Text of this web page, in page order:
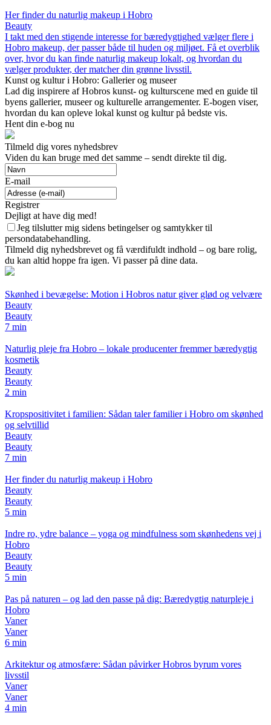
Her finder du naturlig makeup i Hobro
Beauty
I takt med den stigende interesse for bæredygtighed vælger flere i
Hobro makeup, der passer både til huden og miljøet. Få et overblik
over, hvor du kan finde naturlig makeup lokalt, og hvordan du
vælger produkter, der matcher din grønne livsstil.
Kunst og kultur i Hobro: Gallerier og museer
Lad dig inspirere af Hobros kunst- og kulturscene med en guide til
byens gallerier, museer og kulturelle arrangementer. E-bogen viser,
hvordan du kan opleve lokal kunst og kultur på bedste vis.
Hent din e-bog nu
Tilmeld dig vores nyhedsbrev
Viden du kan bruge med det samme – sendt direkte til dig.
E-mail
Registrer
Dejligt at have dig med!
Jeg tilslutter mig sidens betingelser og samtykker til
persondatabehandling.
Tilmeld dig nyhedsbrevet og få værdifuldt indhold – og bare rolig,
du kan altid hoppe fra igen. Vi passer på dine data.
Skønhed i bevægelse: Motion i Hobros natur giver glød og velvære
Beauty
Beauty
7 min
Naturlig pleje fra Hobro – lokale producenter fremmer bæredygtig
kosmetik
Beauty
Beauty
2 min
Kropspositivitet i familien: Sådan taler familier i Hobro om skønhed
og selvtillid
Beauty
Beauty
7 min
Her finder du naturlig makeup i Hobro
Beauty
Beauty
5 min
Indre ro, ydre balance – yoga og mindfulness som skønhedens vej i
Hobro
Beauty
Beauty
5 min
Pas på naturen – og lad den passe på dig: Bæredygtig naturpleje i
Hobro
Vaner
Vaner
6 min
Arkitektur og atmosfære: Sådan påvirker Hobros byrum vores
livsstil
Vaner
Vaner
4 min